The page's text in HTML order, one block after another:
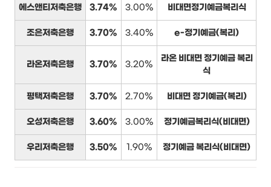
에스앤티저축은행 3.74% 3.00% 비대면정기예금복리식
조은저축은행 3.70% 3.40% e-정기예금(복리)
라온저축은행 3.70% 3.20%
라온 비대면 정기예금 복리
식
평택저축은행 3.70% 2.70% 비대면 정기예금(복리)
오성저축은행 3.60% 3.00% 정기예금복리식(비대면)
우리저축은행 3.50% 1.90% 정기예금 복리식(비대면)